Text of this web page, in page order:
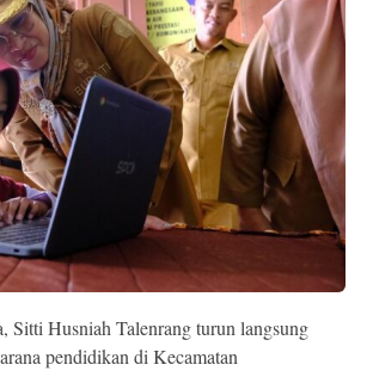
Sitti Husniah Talenrang turun langsung
pendidikan di Kecamatan